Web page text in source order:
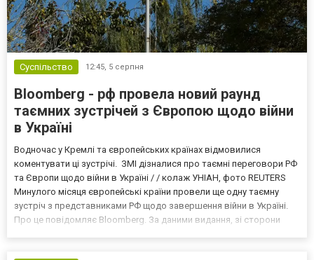
Суспільство 12:45, 5 серпня
Bloomberg - рф провела новий раунд
таємних зустрічей з Європою щодо війни
в Україні
Водночас у Кремлі та європейських країнах відмовилися
коментувати ці зустрічі. ЗМІ дізналися про таємні переговори РФ
та Європи щодо війни в Україні / / колаж УНІАН, фото REUTERS
Минулого місяця європейські країни провели ще одну таємну
зустріч з представниками РФ щодо завершення війни в Україні.
Про це повідомляє Bloomberg. За даними видання, зі сторони